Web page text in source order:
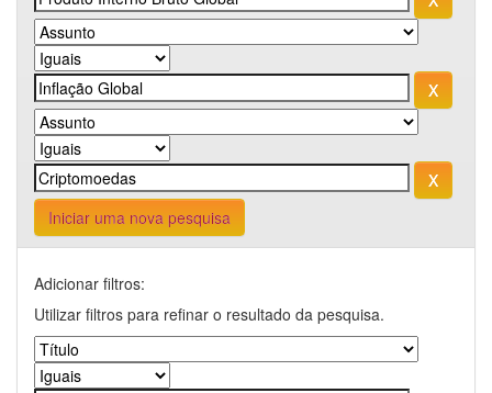
Iniciar uma nova pesquisa
Adicionar filtros:
Utilizar filtros para refinar o resultado da pesquisa.